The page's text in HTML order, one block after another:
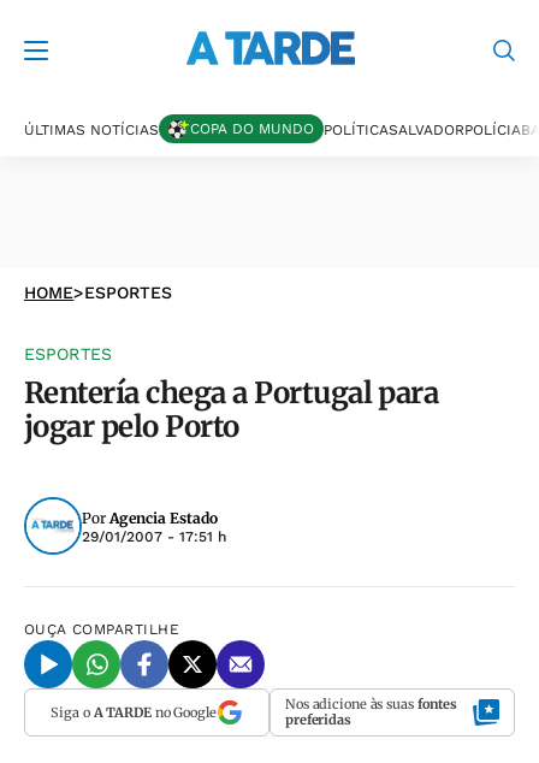
ÚLTIMAS NOTÍCIAS COPA DO MUNDO POLÍTICASALVADORPOLÍCIA
HOME>ESPORTES
ESPORTES
Rentería chega a Portugal para
jogar pelo Porto
PorAgencia Estado
29/01/2007 - 17:51 h
OUÇA COMPARTILHE
Siga o A TARDEno Google Nos adicione às suas fontes
preferidas